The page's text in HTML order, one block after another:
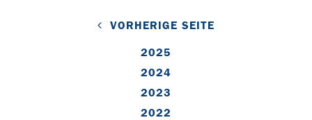
VORHERIGE SEITE
2025
2024
2023
2022